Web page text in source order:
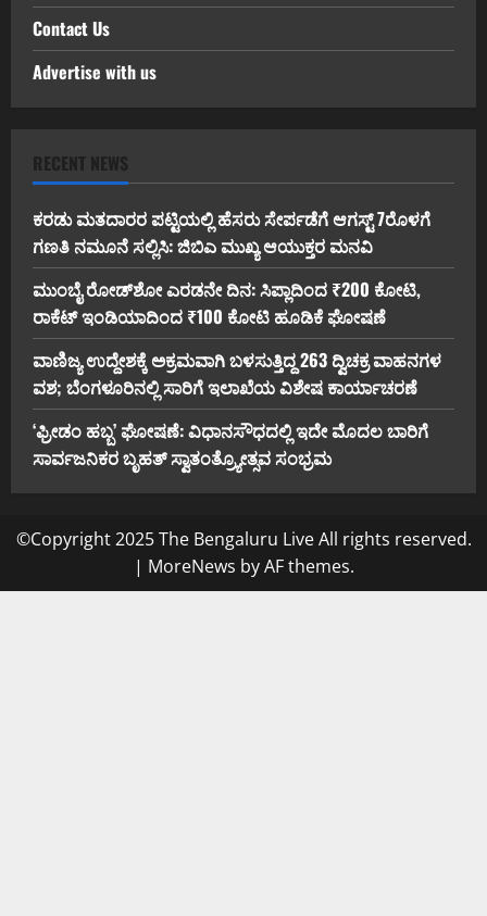
Contact Us
Advertise with us
RECENT NEWS
ಕರಡು ಮತದಾರರ ಪಟ್ಟಿಯಲ್ಲಿ ಹೆಸರು ಸೇರ್ಪಡೆಗೆ ಆಗಸ್ಟ್ 7ರೊಳಗೆ
ಗಣತಿ ನಮೂನೆ ಸಲ್ಲಿಸಿ: ಜಿಬಿಎ ಮುಖ್ಯ ಆಯುಕ್ತರ ಮನವಿ
ಮುಂಬೈ ರೋಡ್‌ಶೋ ಎರಡನೇ ದಿನ: ಸಿಪ್ಲಾದಿಂದ ₹200 ಕೋಟಿ,
ರಾಕೆಟ್ ಇಂಡಿಯಾದಿಂದ ₹100 ಕೋಟಿ ಹೂಡಿಕೆ ಘೋಷಣೆ
ವಾಣಿಜ್ಯ ಉದ್ದೇಶಕ್ಕೆ ಅಕ್ರಮವಾಗಿ ಬಳಸುತ್ತಿದ್ದ 263 ದ್ವಿಚಕ್ರ ವಾಹನಗಳ
ವಶ; ಬೆಂಗಳೂರಿನಲ್ಲಿ ಸಾರಿಗೆ ಇಲಾಖೆಯ ವಿಶೇಷ ಕಾರ್ಯಾಚರಣೆ
‘ಫ್ರೀಡಂ ಹಬ್ಬ’ ಘೋಷಣೆ: ವಿಧಾನಸೌಧದಲ್ಲಿ ಇದೇ ಮೊದಲ ಬಾರಿಗೆ
ಸಾರ್ವಜನಿಕರ ಬೃಹತ್ ಸ್ವಾತಂತ್ರ್ಯೋತ್ಸವ ಸಂಭ್ರಮ
©Copyright 2025 The Bengaluru Live All rights reserved.
| MoreNews by AF themes.